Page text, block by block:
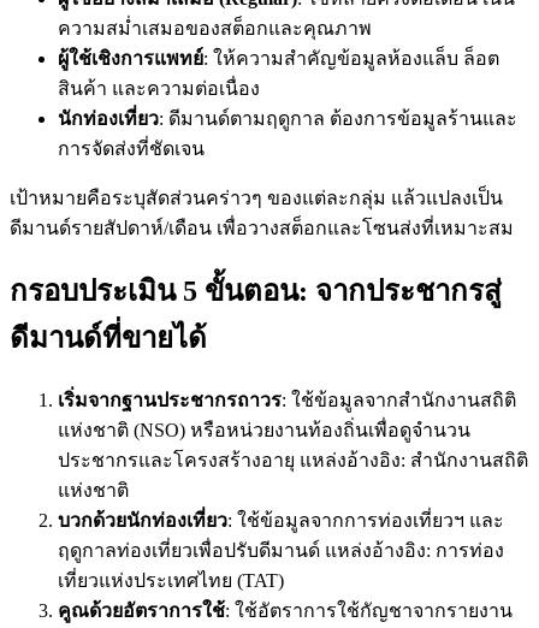
ความสม่ำเสมอของสต็อกและคุณภาพ
ผู้ใช้เชิงการแพทย์: ให้ความสำคัญข้อมูลห้องแล็บ ล็อต
สินค้า และความต่อเนื่อง
นักท่องเที่ยว: ดีมานด์ตามฤดูกาล ต้องการข้อมูลร้านและ
การจัดส่งที่ชัดเจน
เป้าหมายคือระบุสัดส่วนคร่าวๆ ของแต่ละกลุ่ม แล้วแปลงเป็น
ดีมานด์รายสัปดาห์/เดือน เพื่อวางสต็อกและโซนส่งที่เหมาะสม
กรอบประเมิน 5 ขั้นตอน: จากประชากรสู่
ดีมานด์ที่ขายได้
เริ่มจากฐานประชากรถาวร: ใช้ข้อมูลจากสำนักงานสถิติ
แห่งชาติ (NSO) หรือหน่วยงานท้องถิ่นเพื่อดูจำนวน
ประชากรและโครงสร้างอายุ แหล่งอ้างอิง: สำนักงานสถิติ
แห่งชาติ
บวกด้วยนักท่องเที่ยว: ใช้ข้อมูลจากการท่องเที่ยวฯ และ
ฤดูกาลท่องเที่ยวเพื่อปรับดีมานด์ แหล่งอ้างอิง: การท่อง
เที่ยวแห่งประเทศไทย (TAT)
คูณด้วยอัตราการใช้: ใช้อัตราการใช้กัญชาจากรายงาน